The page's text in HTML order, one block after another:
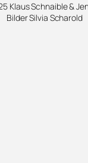
Klaus Schnaible &
Bilder Silvia Scharold